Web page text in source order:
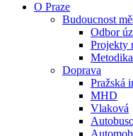
O Praze
Budoucnost
Odbor
Projekty
Doprava
Pražská
MHD
Vlaková